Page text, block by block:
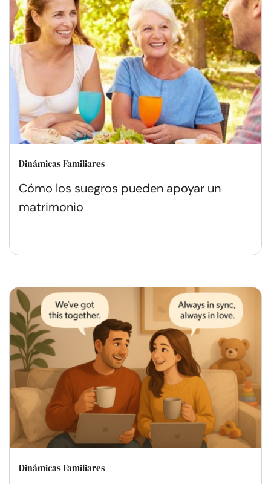
Dinámicas Familiares
Cómo los suegros pueden apoyar un
matrimonio
Dinámicas Familiares